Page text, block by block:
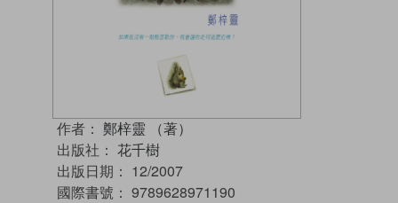
作者： 鄭梓靈 （著）
出版社： 花千樹
出版日期： 12/2007
國際書號： 9789628971190